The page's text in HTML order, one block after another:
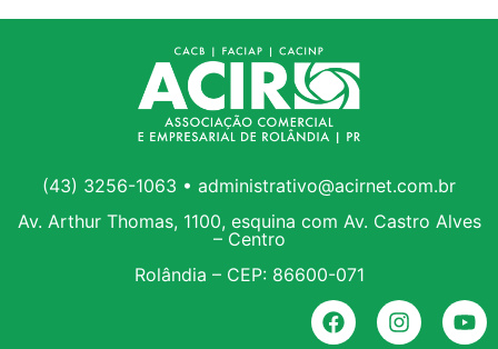
(43) 3256-1063 • administrativo@acirnet.com.br
Av. Arthur Thomas, 1100, esquina com Av. Castro Alves
– Centro
Rolândia – CEP: 86600-071